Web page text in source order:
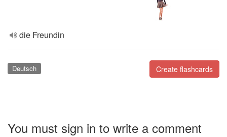
die Freundin
Create flashcards
Deutsch
You must sign in to write a comment